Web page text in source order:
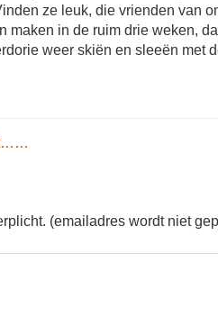
ze leuk, die vrienden van
maken in de ruim drie weken,
weer skiën en sleeën
(emailadres wordt niet